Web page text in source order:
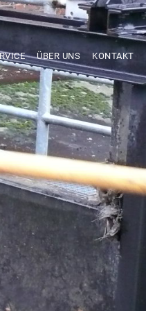
ÜBER UNS KONTAKT